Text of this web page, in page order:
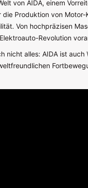
von AIDA, einem
Produktion von Motor-
Von hochpräzisen
Revolution
nicht alles: AIDA ist